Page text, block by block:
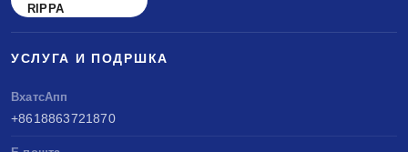
RIPPA
УСЛУГА И ПОДРШКА
ВхатсАпп
+8618863721870